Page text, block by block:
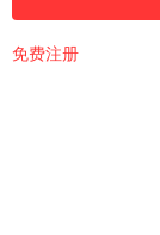
免费注册